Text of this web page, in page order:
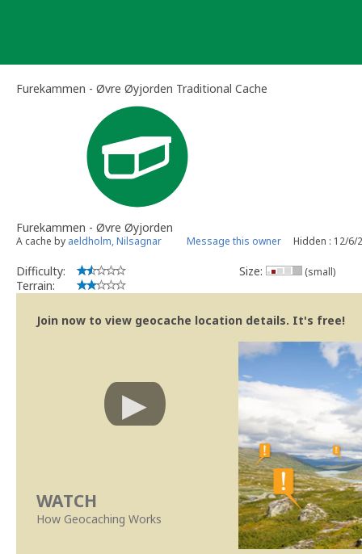
Furekammen - Øvre Øyjorden Traditional Cache
Furekammen - Øvre Øyjorden
A cache by aeldholm, Nilsagnar Message this owner Hidden : 12/6/
Difficulty:
Terrain:
Size: (small)
Join now to view geocache location details. It's free!
WATCH
How Geocaching Works